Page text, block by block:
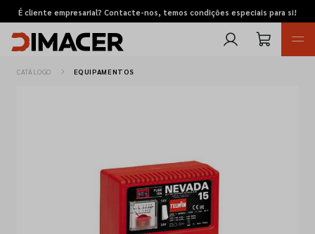
É cliente empresarial? Contacte-nos, temos condições especiais para si!
CATÁLOGO EQUIPAMENTOS